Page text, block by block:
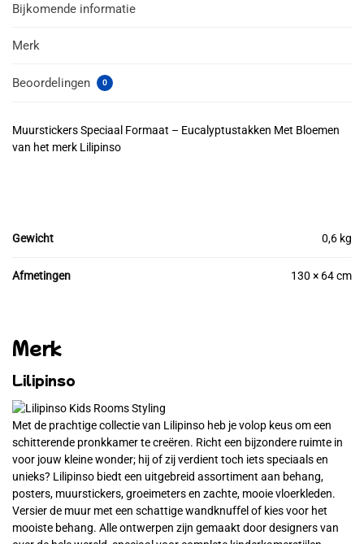
Bijkomende informatie
Merk
Beoordelingen 0
Muurstickers Speciaal Formaat – Eucalyptustakken Met Bloemen
van het merk Lilipinso
Gewicht 0,6 kg
Afmetingen 130 × 64 cm
Merk
Lilipinso
Met de prachtige collectie van Lilipinso heb je volop keus om een
schitterende pronkkamer te creëren. Richt een bijzondere ruimte in
voor jouw kleine wonder; hij of zij verdient toch iets speciaals en
unieks? Lilipinso biedt een uitgebreid assortiment aan behang,
posters, muurstickers, groeimeters en zachte, mooie vloerkleden.
Versier de muur met een schattige wandknuffel of kies voor het
mooiste behang. Alle ontwerpen zijn gemaakt door designers van